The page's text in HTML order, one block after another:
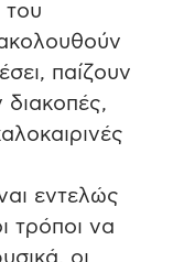
του
παίζουν
διακοπές,
εντελώς
τρόποι να